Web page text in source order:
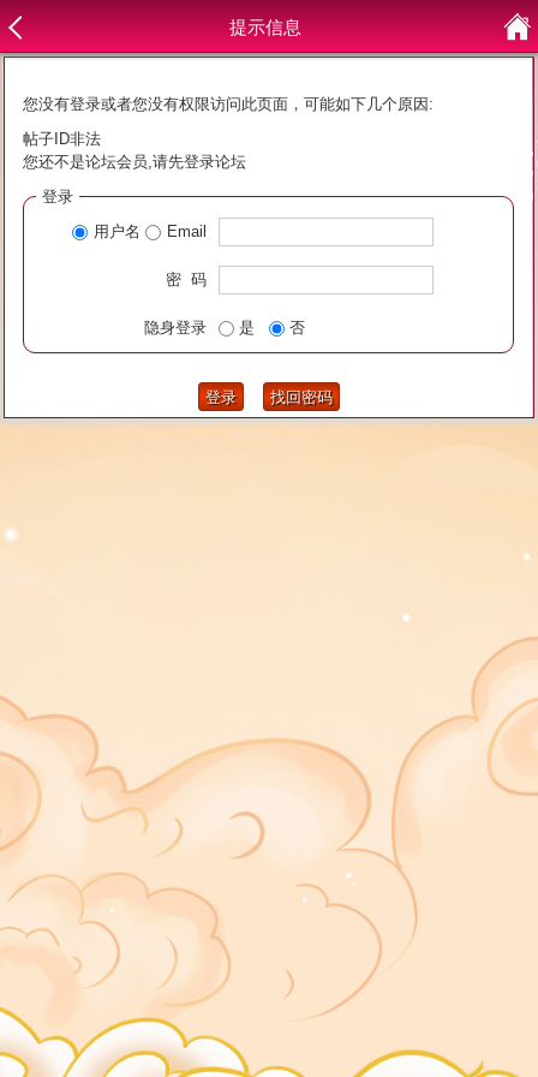
提示信息
您没有登录或者您没有权限访问此页面，可能如下几个原因:
帖子ID非法
您还不是论坛会员,请先登录论坛
登录
用户名
Email
密 码
隐身登录 是 否